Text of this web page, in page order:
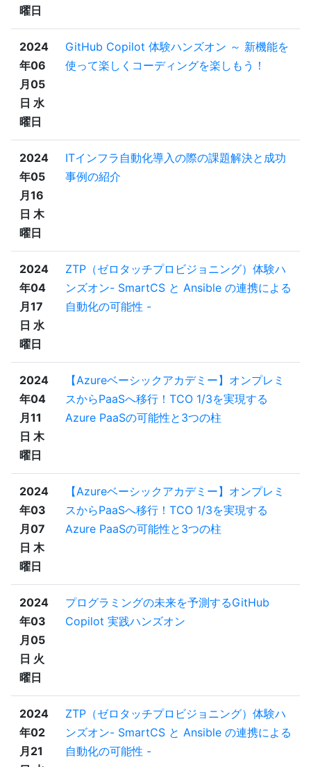
曜日
2024
年06
月05
日 水
曜日
GitHub Copilot 体験ハンズオン ～ 新機能を
使って楽しくコーディングを楽しもう！
2024
年05
月16
日 木
曜日
ITインフラ自動化導入の際の課題解決と成功
事例の紹介
2024
年04
月17
日 水
曜日
ZTP（ゼロタッチプロビジョニング）体験ハ
ンズオン- SmartCS と Ansible の連携による
自動化の可能性 -
2024
年04
月11
日 木
曜日
【Azureベーシックアカデミー】オンプレミ
スからPaaSへ移行！TCO 1/3を実現する
Azure PaaSの可能性と3つの柱
2024
年03
月07
日 木
曜日
【Azureベーシックアカデミー】オンプレミ
スからPaaSへ移行！TCO 1/3を実現する
Azure PaaSの可能性と3つの柱
2024
年03
月05
日 火
曜日
プログラミングの未来を予測するGitHub
Copilot 実践ハンズオン
2024
年02
月21
ZTP（ゼロタッチプロビジョニング）体験ハ
ンズオン- SmartCS と Ansible の連携による
自動化の可能性 -